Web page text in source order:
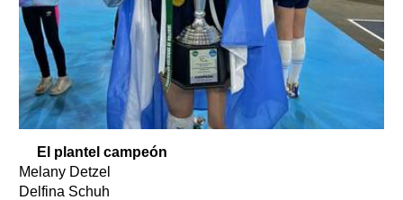
El plantel campeón
Melany Detzel
Delfina Schuh